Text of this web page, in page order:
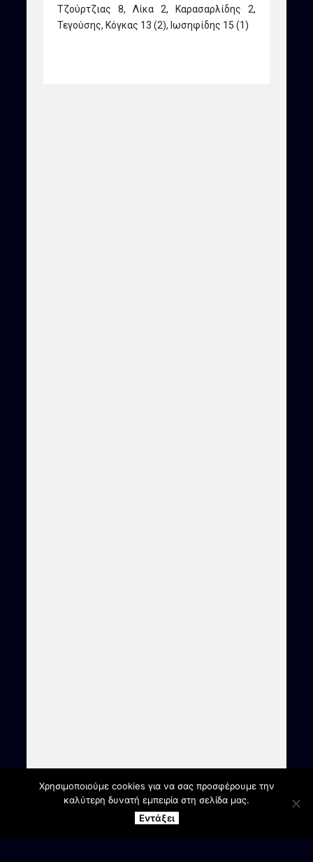
Τζούρτζιας 8, Λίκα 2, Καρασαρλίδης 2,
Τεγούσης, Κόγκας 13 (2), Ιωσηφίδης 15 (1)
Χρησιμοποιούμε cookies για να σας προσφέρουμε την
καλύτερη δυνατή εμπειρία στη σελίδα μας.
Εντάξει